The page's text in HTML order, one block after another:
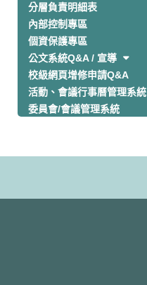
分層負責明細表
內部控制專區
個資保護專區
公文系統Q&A / 宣導
校級網頁增修申請Q&A
活動、會議行事曆管理系統
委員會/會議管理系統